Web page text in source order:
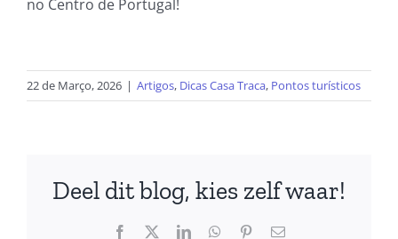
no Centro de Portugal!
22 de Março, 2026 | Artigos, Dicas Casa Traca, Pontos turísticos
Deel dit blog, kies zelf waar!
Facebook LinkedInWhatsApp
PinterestEmail